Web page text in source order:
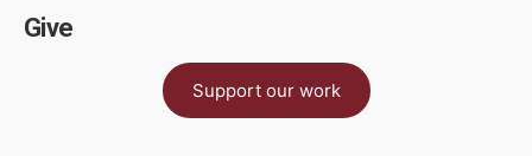
Give
Support our work